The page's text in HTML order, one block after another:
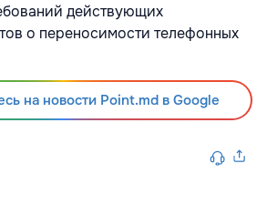
действующих
о переносимости телефонных
на новости Point.md в Google